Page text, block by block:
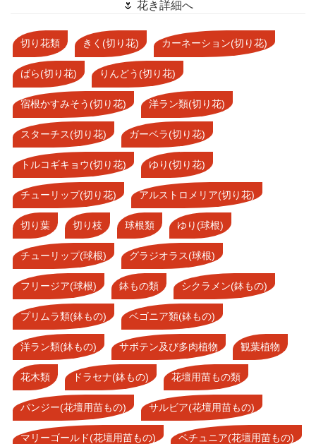
🌷 花き詳細へ
切り花類 きく(切り花) カーネーション(切り花)
ばら(切り花) りんどう(切り花)
宿根かすみそう(切り花) 洋ラン類(切り花)
スターチス(切り花) ガーベラ(切り花)
トルコギキョウ(切り花) ゆり(切り花)
チューリップ(切り花) アルストロメリア(切り花)
切り葉 切り枝 球根類 ゆり(球根)
チューリップ(球根) グラジオラス(球根)
フリージア(球根) 鉢もの類 シクラメン(鉢もの)
プリムラ類(鉢もの) ベゴニア類(鉢もの)
洋ラン類(鉢もの) サボテン及び多肉植物 観葉植物
花木類 ドラセナ(鉢もの) 花壇用苗もの類
パンジー(花壇用苗もの) サルビア(花壇用苗もの)
マリーゴールド(花壇用苗もの) ペチュニア(花壇用苗もの)